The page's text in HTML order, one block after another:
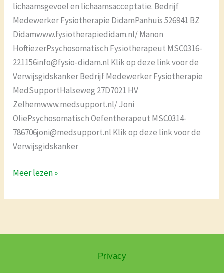
lichaamsgevoel en lichaamsacceptatie. Bedrijf
Medewerker Fysiotherapie DidamPanhuis 526941 BZ
Didamwww.fysiotherapiedidam.nl/ Manon
HoftiezerPsychosomatisch Fysiotherapeut MSC0316-
221156info@fysio-didam.nl Klik op deze link voor de
Verwijsgidskanker Bedrijf Medewerker Fysiotherapie
MedSupportHalseweg 27D7021 HV
Zelhemwww.medsupport.nl/ Joni
OliePsychosomatisch Oefentherapeut MSC0314-
786706joni@medsupport.nl Klik op deze link voor de
Verwijsgidskanker
Meer lezen »
Privacy